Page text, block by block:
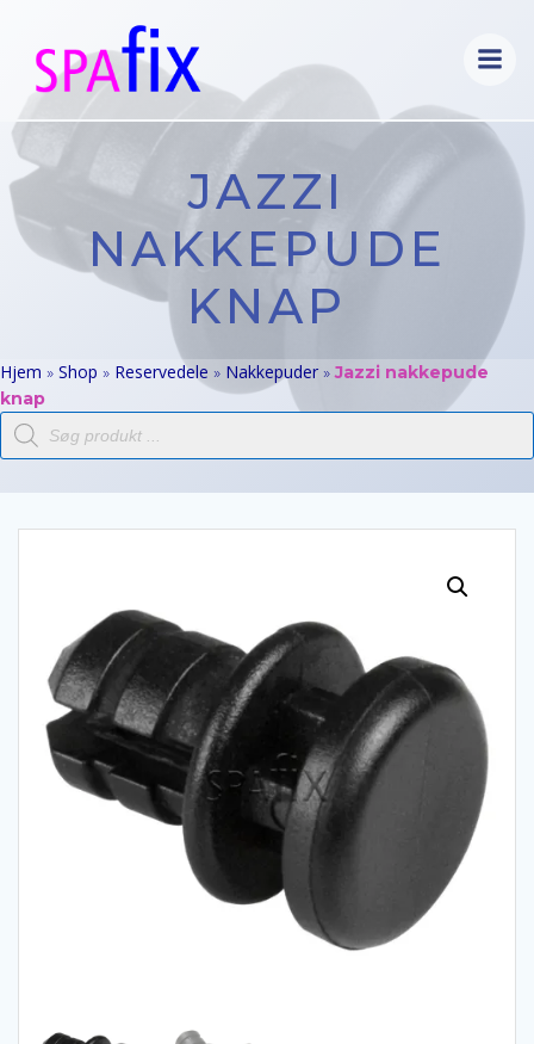
indhold
JAZZI
NAKKEPUDE
KNAP
Hjem » Shop » Reservedele » Nakkepuder »Jazzi nakkepude
knap
Products
search